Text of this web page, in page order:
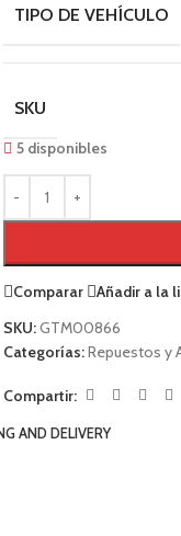
TIPO DE VEHÍCULO
SKU
5 disponibles
Comparar
Añadir a la
SKU:GTM00866
Categorías:Repuestos y
Compartir:
AND DELIVERY